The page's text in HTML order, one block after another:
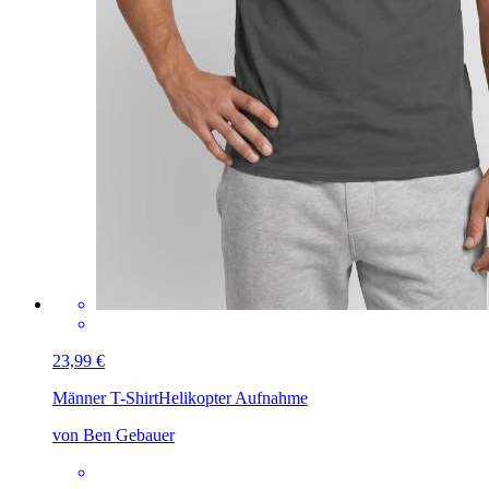
23,99 €
Männer T-ShirtHelikopter Aufnahme
von Ben Gebauer